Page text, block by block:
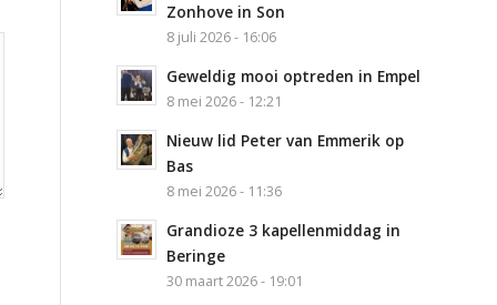
Zonhove in Son
8 juli 2026 - 16:06
Geweldig mooi optreden in Empel
8 mei 2026 - 12:21
Nieuw lid Peter van Emmerik op
Bas
8 mei 2026 - 11:36
Grandioze 3 kapellenmiddag in
Beringe
30 maart 2026 - 19:01